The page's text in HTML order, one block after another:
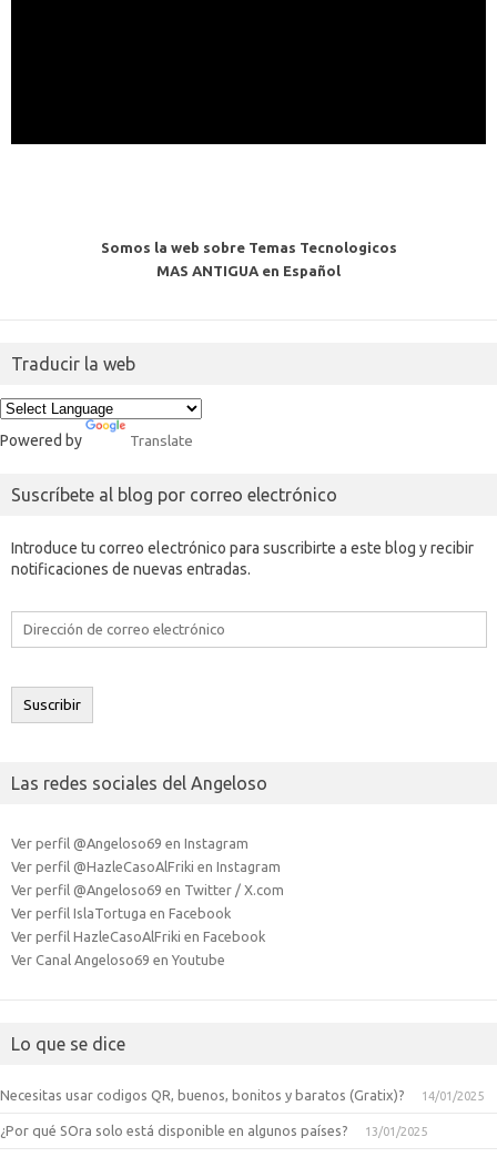
Somos la web sobre Temas Tecnologicos
MAS ANTIGUA en Español
Traducir la web
Powered by Translate
Suscríbete al blog por correo electrónico
Introduce tu correo electrónico para suscribirte a este blog y recibir
notificaciones de nuevas entradas.
Dirección
electrónico
Suscribir
Las redes sociales del Angeloso
Ver perfil @Angeloso69 en Instagram
Ver perfil @HazleCasoAlFriki en Instagram
Ver perfil @Angeloso69 en Twitter / X.com
Ver perfil IslaTortuga en Facebook
Ver perfil HazleCasoAlFriki en Facebook
Ver Canal Angeloso69 en Youtube
Lo que se dice
Necesitas usar codigos QR, buenos, bonitos y baratos (Gratix)? 14/01/2025
¿Por qué SOra solo está disponible en algunos países? 13/01/2025